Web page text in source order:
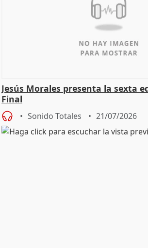
Jesús Morales presenta la sexta
Final
Sonido Totales 21/07/2026